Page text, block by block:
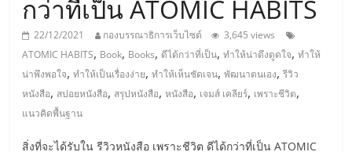
ส
เอ็
มอี
กว่าที่เป็น ATOMIC HABITS
22/12/2021 กองบรรณาธิการเว็บไซต์
3,645 views
ATOMIC HABITS, Book, Books, ดีได้กว่าที่เป็น,ทำให้น่าดึงดูดใจ,ทำให้
น่าพึงพอใจ,ทำให้เป็นเรื่องง่าย,ทำให้เห็นชัดเจน,พัฒนาตนเอง,รีวิว
หนังสือ, สปอยหนังสือ, สรุปหนังสือ,หนังสือ, เจมส์ เคลียร์, เพราะชีวิต,
แนวคิดพื้นฐาน
สิ่งที่จะได้รับใน รีวิวหนังสือ เพราะชีวิต ดีได้กว่าที่เป็น ATOMIC